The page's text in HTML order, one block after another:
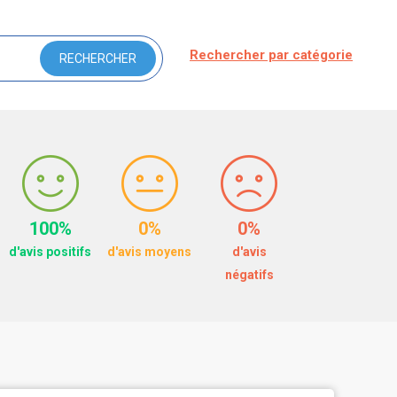
Rechercher par catégorie
100%
d'avis positifs
0%
d'avis moyens
0%
d'avis
négatifs